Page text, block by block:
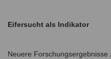
Eifersucht als Indikator
Neuere Forschungsergebnisse